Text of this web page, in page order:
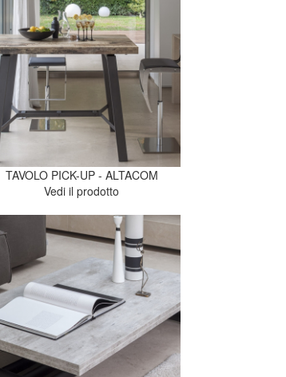
TAVOLO PICK-UP - ALTACOM
Vedi il prodotto